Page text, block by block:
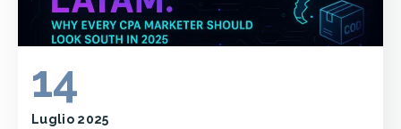
14
Luglio 2025